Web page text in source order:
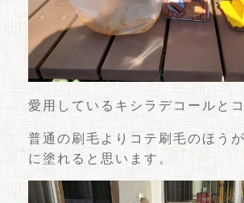
愛用しているキシラデコールとコ
普通の刷毛よりコテ刷毛のほう
に塗れると思います。